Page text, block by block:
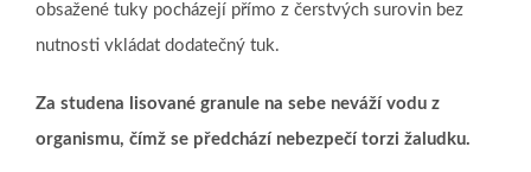
obsažené tuky pocházejí přímo z čerstvých surovin bez
nutnosti vkládat dodatečný tuk.
Za studena lisované granule na sebe neváží vodu z
organismu, čímž se předchází nebezpečí torzi žaludku.